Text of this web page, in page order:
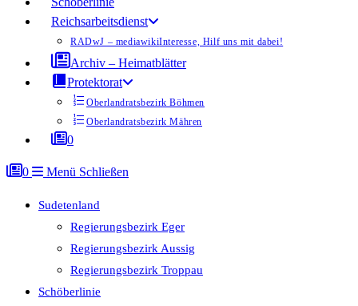
Reichsarbeitsdienst
RADwJ – mediawikiInteresse, Hilf uns mit dabei!
Archiv – Heimatblätter
Protektorat
Oberlandratsbezirk Böhmen
Oberlandratsbezirk Mähren
0
0 Menü Schließen
Sudetenland
Regierungsbezirk Eger
Regierungsbezirk Aussig
Regierungsbezirk Troppau
Schöberlinie